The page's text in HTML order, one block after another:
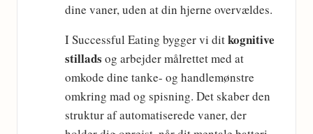
dine vaner, uden at din hjerne overvældes.
I Successful Eating bygger vi ditkognitive
stillads og arbejder målrettet med at
omkode dine tanke- og handlemønstre
omkring mad og spisning. Det skaber den
struktur af automatiserede vaner, der